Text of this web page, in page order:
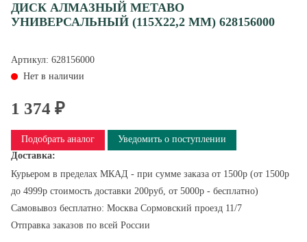
ДИСК АЛМАЗНЫЙ METABO
УНИВЕРСАЛЬНЫЙ (115Х22,2 ММ) 628156000
Артикул: 628156000
Нет в наличии
1 374 ₽
Подобрать аналог
Уведомить о поступлении
Доставка:
Курьером в пределах МКАД - при сумме заказа от 1500р (от 1500р
до 4999р стоимость доставки 200руб, от 5000р - бесплатно)
Самовывоз бесплатно: Москва Сормовский проезд 11/7
Отправка заказов по всей России